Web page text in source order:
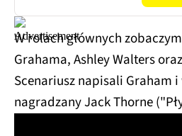
Dolby
W rolach głównych
Grahama, Ashley Walters
Scenariusz napisali Graham
nagradzany Jack Thorne